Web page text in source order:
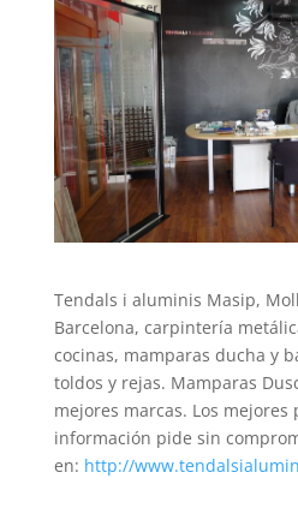
Tendals i aluminis Masip,
Barcelona, carpintería
cocinas, mamparas ducha y
toldos y rejas. Mamparas
mejores marcas. Los mejores
información pide sin
en: http://